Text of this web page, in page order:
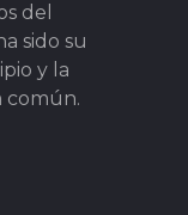
del
sido su
y la
común.